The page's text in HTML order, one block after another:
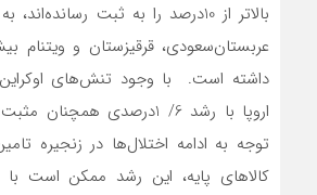
بالاتر از 10‌درصد را به ثبت
داشته است. با وجود تنش‌‌‌های
اروپا با رشد 6/ 1درصدی
توجه به ادامه اختلال‌‌‌ها در زنجیره
کالاهای پایه، این رشد ممکن است